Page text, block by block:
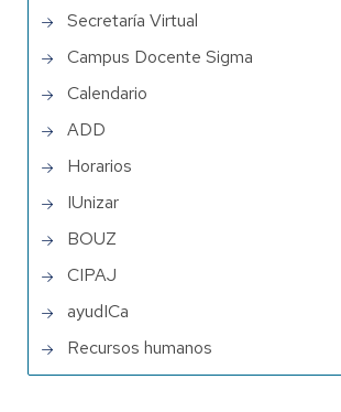
Secretaría Virtual
Campus Docente Sigma
Calendario
ADD
Horarios
IUnizar
BOUZ
CIPAJ
ayudICa
Recursos humanos